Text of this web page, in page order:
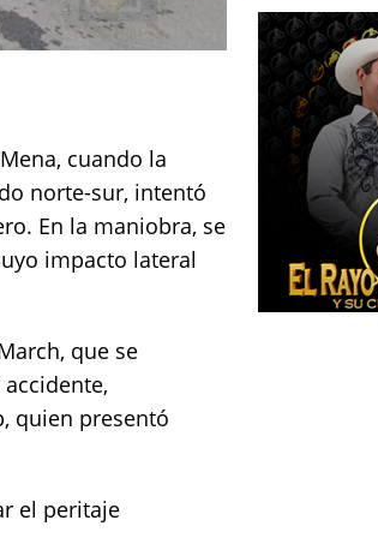
cuando la
norte-sur, intentó
En la maniobra, se
impacto lateral
que se
quien presentó
el peritaje